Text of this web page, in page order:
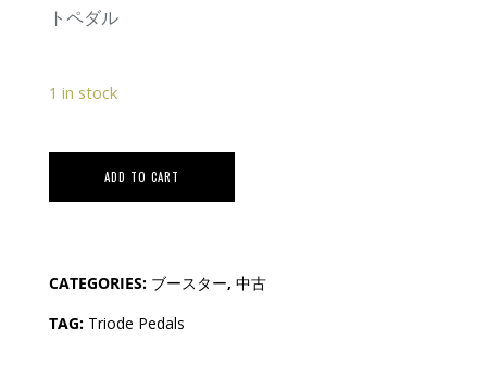
トペダル
1 in stock
ADD TO CART
CATEGORIES: ブースター, 中古
TAG: Triode Pedals